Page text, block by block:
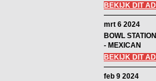
BEKIJK DIT
mrt 6 2024
BOWL
- MEXICAN
BEKIJK DIT
feb 9 2024